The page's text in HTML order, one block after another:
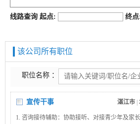
线路查询 起点: 终
该公司所有职位
职位名称 ：
宣传干事 湛江市
1. 咨询接待辅助：协助接听、对接青少年及家